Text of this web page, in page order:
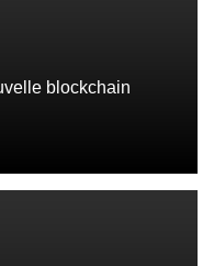
blockchain